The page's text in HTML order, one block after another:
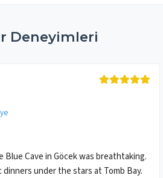
Deneyimleri
Blue Cave in Göcek was breathtaking.
under the stars at Tomb Bay.